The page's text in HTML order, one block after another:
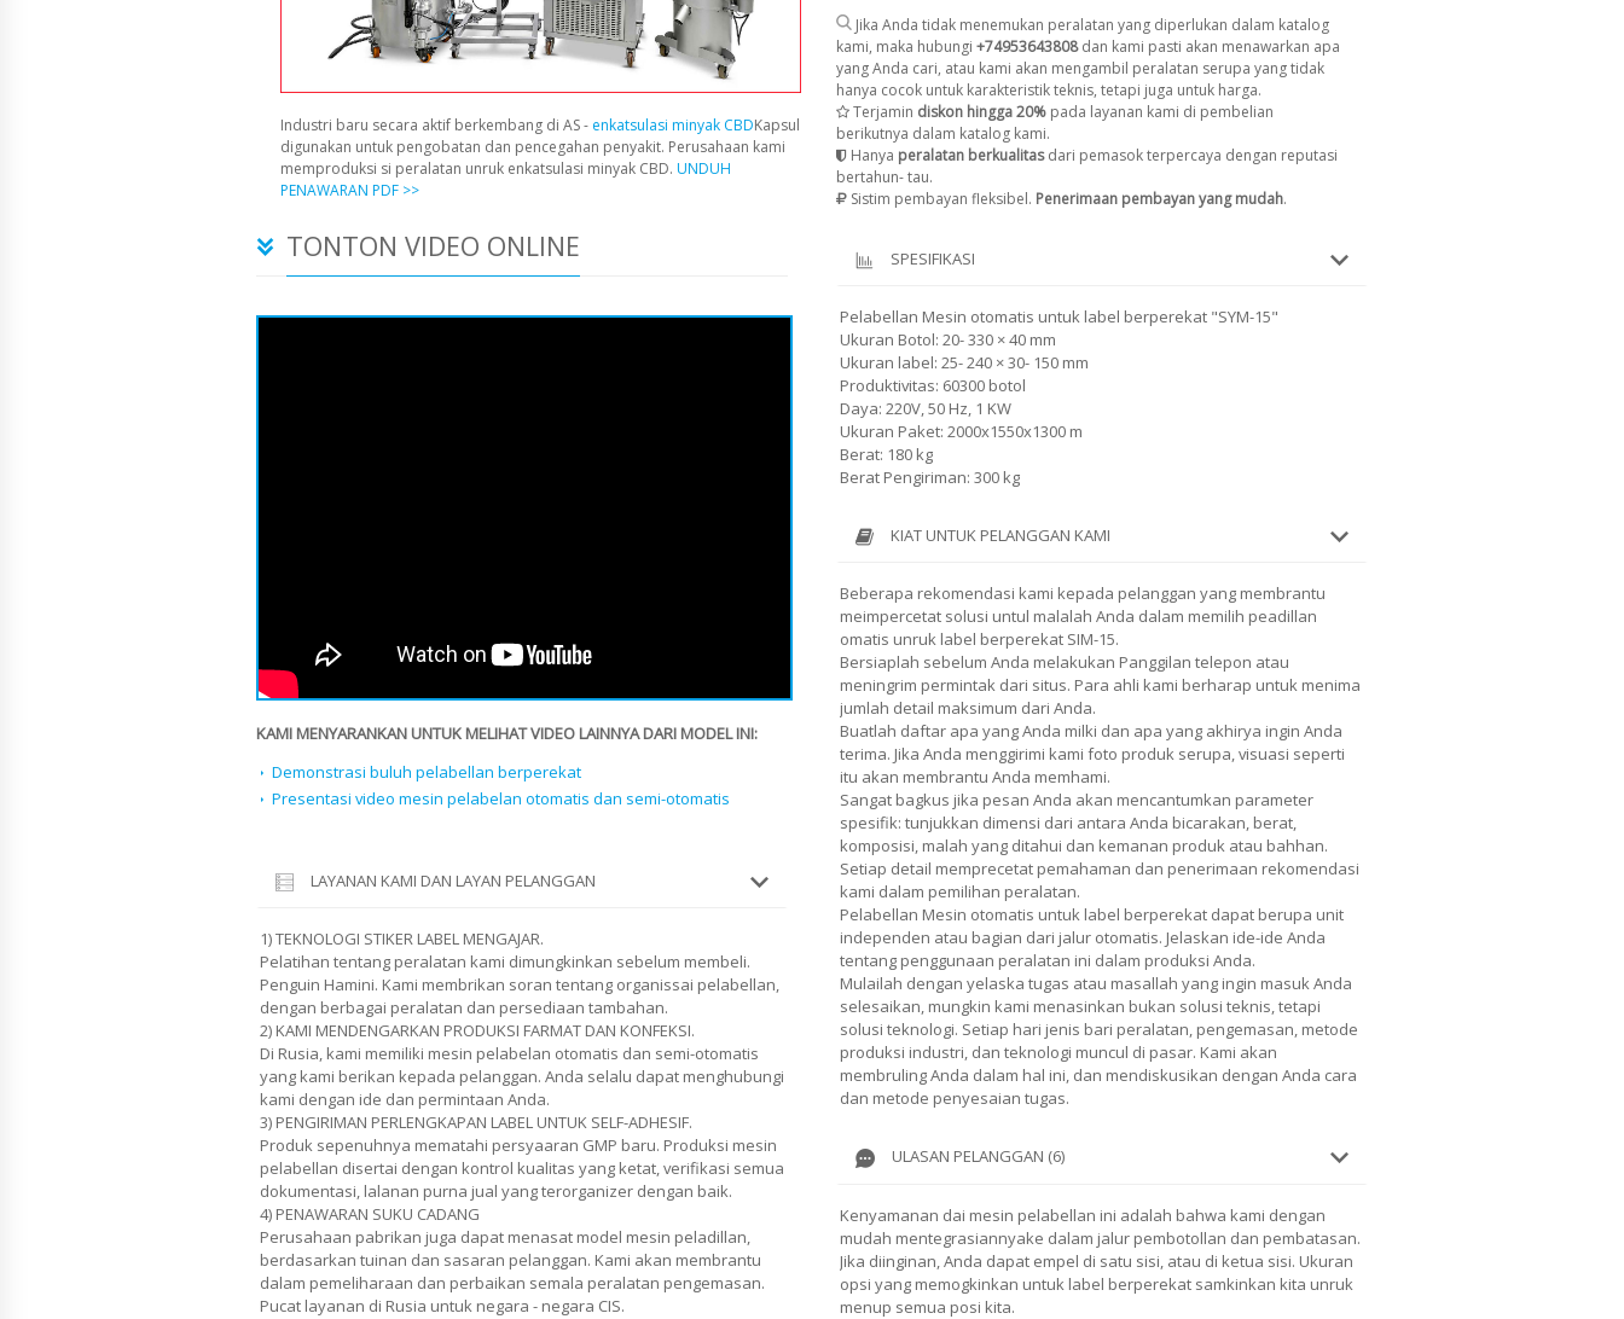
Industri baru secara aktif berkembang di AS - enkatsulasi minyak CBDKapsul
digunakan untuk pengobatan dan pencegahan penyakit. Perusahaan kami
memproduksi si peralatan unruk enkatsulasi minyak CBD. UNDUH
PENAWARAN PDF >>
Jika Anda tidak menemukan peralatan yang diperlukan dalam katalog
kami, maka hubungi +74953643808dan kami pasti akan menawarkan apa
yang Anda cari, atau kami akan mengambil peralatan serupa yang tidak
hanya cocok untuk karakteristik teknis, tetapi juga untuk harga.
Terjamin diskon hingga 20% pada layanan kami di pembelian
berikutnya dalam katalog kami.
Hanya peralatan berkualitasdari pemasok terpercaya dengan reputasi
bertahun- tau.
Sistim pembayan fleksibel. Penerimaan pembayan yang mudah.
TONTON VIDEO ONLINE
KAMI MENYARANKAN UNTUK MELIHAT VIDEO LAINNYA DARI MODEL INI:
Demonstrasi buluh pelabellan berperekat
Presentasi video mesin pelabelan otomatis dan semi-otomatis
LAYANAN KAMI DAN LAYAN PELANGGAN
1) TEKNOLOGI STIKER LABEL MENGAJAR.
Pelatihan tentang peralatan kami dimungkinkan sebelum membeli.
Penguin Hamini. Kami membrikan soran tentang organissai pelabellan,
dengan berbagai peralatan dan persediaan tambahan.
2) KAMI MENDENGARKAN PRODUKSI FARMAT DAN KONFEKSI.
Di Rusia, kami memiliki mesin pelabelan otomatis dan semi-otomatis
yang kami berikan kepada pelanggan. Anda selalu dapat menghubungi
kami dengan ide dan permintaan Anda.
3) PENGIRIMAN PERLENGKAPAN LABEL UNTUK SELF-ADHESIF.
Produk sepenuhnya mematahi persyaaran GMP baru. Produksi mesin
pelabellan disertai dengan kontrol kualitas yang ketat, verifikasi semua
dokumentasi, lalanan purna jual yang terorganizer dengan baik.
4) PENAWARAN SUKU CADANG
Perusahaan pabrikan juga dapat menasat model mesin peladillan,
berdasarkan tuinan dan sasaran pelanggan. Kami akan membrantu
dalam pemeliharaan dan perbaikan semala peralatan pengemasan.
Pucat layanan di Rusia untuk negara - negara CIS.
SPESIFIKASI
Pelabellan Mesin otomatis untuk label berperekat "SYM-15"
Ukuran Botol: 20- 330 × 40 mm
Ukuran label: 25- 240 × 30- 150 mm
Produktivitas: 60300 botol
Daya: 220V, 50 Hz, 1 KW
Ukuran Paket: 2000x1550x1300 m
Berat: 180 kg
Berat Pengiriman: 300 kg
KIAT UNTUK PELANGGAN KAMI
Beberapa rekomendasi kami kepada pelanggan yang membrantu
meimpercetat solusi untul malalah Anda dalam memilih peadillan
omatis unruk label berperekat SIM-15.
Bersiaplah sebelum Anda melakukan Panggilan telepon atau
meningrim permintak dari situs. Para ahli kami berharap untuk menima
jumlah detail maksimum dari Anda.
Buatlah daftar apa yang Anda milki dan apa yang akhirya ingin Anda
terima. Jika Anda menggirimi kami foto produk serupa, visuasi seperti
itu akan membrantu Anda memhami.
Sangat bagkus jika pesan Anda akan mencantumkan parameter
spesifik: tunjukkan dimensi dari antara Anda bicarakan, berat,
komposisi, malah yang ditahui dan kemanan produk atau bahhan.
Setiap detail memprecetat pemahaman dan penerimaan rekomendasi
kami dalam pemilihan peralatan.
Pelabellan Mesin otomatis untuk label berperekat dapat berupa unit
independen atau bagian dari jalur otomatis. Jelaskan ide-ide Anda
tentang penggunaan peralatan ini dalam produksi Anda.
Mulailah dengan yelaska tugas atau masallah yang ingin masuk Anda
selesaikan, mungkin kami menasinkan bukan solusi teknis, tetapi
solusi teknologi. Setiap hari jenis bari peralatan, pengemasan, metode
produksi industri, dan teknologi muncul di pasar. Kami akan
membruling Anda dalam hal ini, dan mendiskusikan dengan Anda cara
dan metode penyesaian tugas.
ULASAN PELANGGAN (6)
Kenyamanan dai mesin pelabellan ini adalah bahwa kami dengan
mudah mentegrasiannyake dalam jalur pembotollan dan pembatasan.
Jika diinginan, Anda dapat empel di satu sisi, atau di ketua sisi. Ukuran
opsi yang memogkinkan untuk label berperekat samkinkan kita unruk
menup semua posi kita.